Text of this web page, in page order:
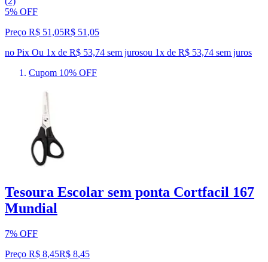
5% OFF
Preço R$ 51,05R$ 51 ,05
no Pix Ou 1x de R$ 53,74 sem jurosou 1x de R$ 53,74 sem juros
Cupom 10% OFF
Tesoura Escolar sem ponta Cortfacil 167
Mundial
7% OFF
Preço R$ 8,45R$ 8,45